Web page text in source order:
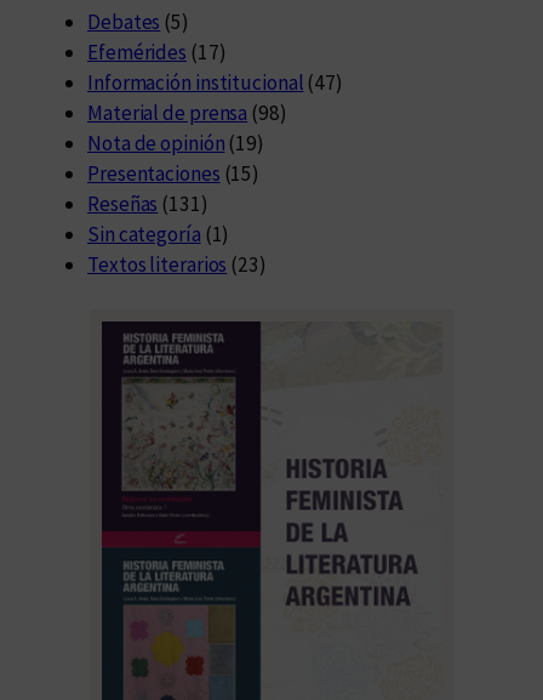
s
p
o
s
i
b
l
e
s
Debates (5)
Efemérides (17)
Información institucional (47)
Material de prensa (98)
Nota de opinión (19)
Presentaciones (15)
Reseñas (131)
Sin categoría (1)
Textos literarios (23)